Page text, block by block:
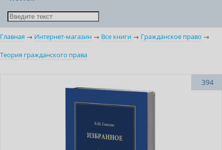
Главная → Интернет-магазин → Все книги → Гражданское право →
Теория гражданского права
394